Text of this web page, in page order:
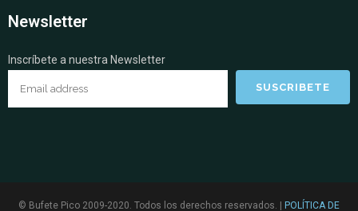
Newsletter
Inscríbete a nuestra Newsletter
© Bufete Pico 2009-2020. Todos los derechos reservados. | POLÍTICA DE